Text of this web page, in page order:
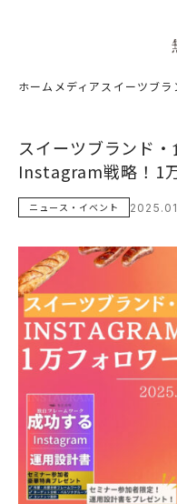
ホーム メディア スイーツブ
スイーツブランド
Instagram戦略！​1
ニュース・イベント